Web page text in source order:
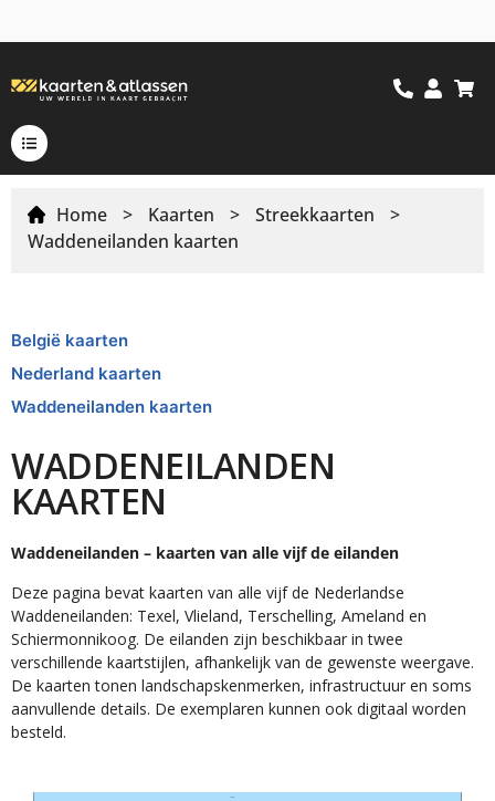
Home > Kaarten > Streekkaarten
>
Waddeneilanden kaarten
België kaarten
Nederland kaarten
Waddeneilanden kaarten
WADDENEILANDEN
KAARTEN
Waddeneilanden – kaarten van alle vijf de eilanden
Deze pagina bevat kaarten van alle vijf de Nederlandse
Waddeneilanden: Texel, Vlieland, Terschelling, Ameland en
Schiermonnikoog. De eilanden zijn beschikbaar in twee
verschillende kaartstijlen, afhankelijk van de gewenste weergave.
De kaarten tonen landschapskenmerken, infrastructuur en soms
aanvullende details. De exemplaren kunnen ook digitaal worden
besteld.